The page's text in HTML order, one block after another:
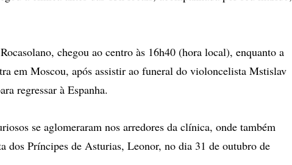
chegou ao centro às 16h40 (hora local), enquanto a
em Moscou, após assistir ao funeral do violoncelista Mstislav
regressar à Espanha.
se aglomeraram nos arredores da clínica, onde também
dos Príncipes de Asturias, Leonor, no dia 31 de outubro de